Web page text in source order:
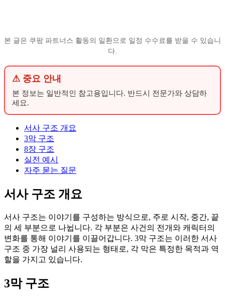
본 글은 쿠팡 파트너스 활동의 일환으로 일정 수수료를 받을 수 있습니
다.
⚠ 중요 안내
본 정보는 일반적인 참고용입니다. 반드시 전문가와 상담하
세요.
서사 구조 개요
3막 구조
8장 구조
실전 예시
자주 묻는 질문
서사 구조 개요
서사 구조는 이야기를 구성하는 방식으로, 주로 시작, 중간, 끝
의 세 부분으로 나뉩니다. 각 부분은 사건의 전개와 캐릭터의
변화를 통해 이야기를 이끌어갑니다. 3막 구조는 이러한 서사
구조 중 가장 널리 사용되는 형태로, 각 막은 특정한 목적과 역
할을 가지고 있습니다.
3막 구조